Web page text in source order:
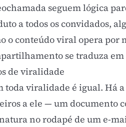
seguem lógica
a todos os convidados,
oconteúdo viralopera por
se traduza
de viralidade
toda viralidade é igual. Há
a ele — um documento
no rodapé de um e-